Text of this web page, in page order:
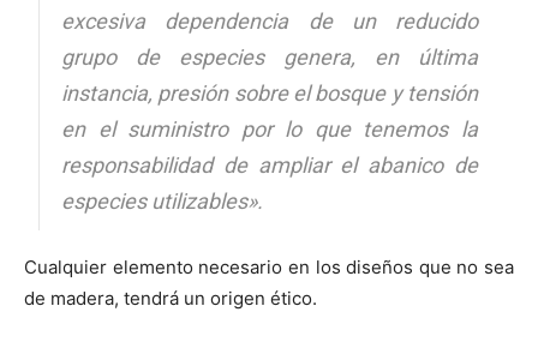
excesiva dependencia de un reducido
grupo de especies genera, en última
instancia, presión sobre el bosque y tensión
en el suministro por lo que tenemos la
responsabilidad de ampliar el abanico de
especies utilizables».
Cualquier elemento necesario en los diseños que no sea
de madera, tendrá un origen ético.